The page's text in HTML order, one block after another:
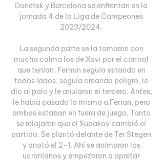
Donetsk y Barcelona se enfrentan en la
jornada 4 de la Liga de Campeones
2023/2024.
La segunda parte se la tomaron con
mucha calma los de Xavi por el control
que tenían. Fermín seguía estando en
todos lados, seguía creando peligro, le
dio al palo y le anularon el tercero. Antes,
le había pasado lo mismo a Ferran, pero
ambos estaban en fuera de juego. Tanto
se relajaron que el Sudakov cambió el
partido. Se plantó delante de Ter Stegen
y anotó el 2-1. Ahí se animaron los
ucranianos y empezaron a apretar